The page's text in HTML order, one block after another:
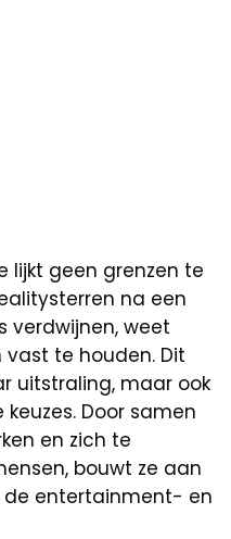
lijkt geen grenzen te
na een
verdwijnen, weet
te houden. Dit
uitstraling, maar ook
Door samen
en zich te
bouwt ze aan
de entertainment- en